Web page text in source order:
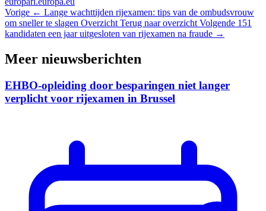
Vorige ← Lange wachttijden rijexamen: tips van de ombudsvrouw
om sneller te slagen Overzicht Terug naar overzicht Volgende 151
kandidaten een jaar uitgesloten van rijexamen na fraude →
Meer nieuwsberichten
EHBO-opleiding door besparingen niet langer
verplicht voor rijexamen in Brussel